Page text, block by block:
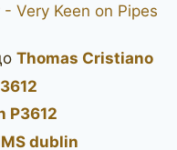
Very Keen on Pipes
Thomas Cristiano
P3612
dublin